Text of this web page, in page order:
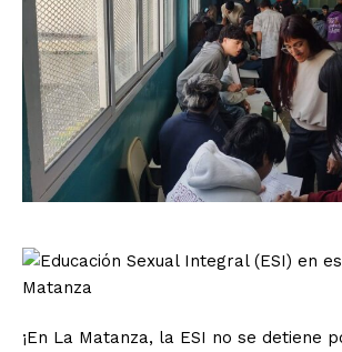
¡En La Matanza, la ESI no se detiene